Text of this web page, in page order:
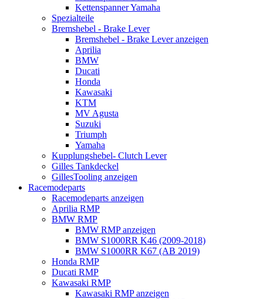
Kettenspanner Yamaha
Spezialteile
Bremshebel - Brake Lever
Bremshebel - Brake Lever anzeigen
Aprilia
BMW
Ducati
Honda
Kawasaki
KTM
MV Agusta
Suzuki
Triumph
Yamaha
Kupplungshebel- Clutch Lever
Gilles Tankdeckel
GillesTooling anzeigen
Racemodeparts
Racemodeparts anzeigen
Aprilia RMP
BMW RMP
BMW RMP anzeigen
BMW S1000RR K46 (2009-2018)
BMW S1000RR K67 (AB 2019)
Honda RMP
Ducati RMP
Kawasaki RMP
Kawasaki RMP anzeigen